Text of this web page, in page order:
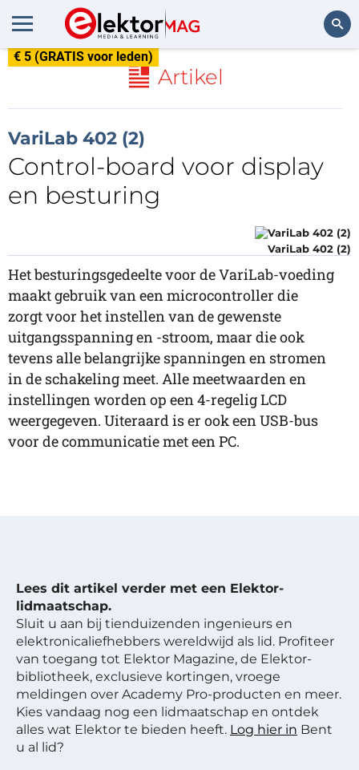
€ 5 (GRATIS voor leden)
Artikel
VariLab 402 (2)
Control-board voor display
en besturing
VariLab 402 (2)
Het besturingsgedeelte voor de VariLab-voeding
maakt gebruik van een microcontroller die
zorgt voor het instellen van de gewenste
uitgangsspanning en -stroom, maar die ook
tevens alle belangrijke spanningen en stromen
in de schakeling meet. Alle meetwaarden en
instellingen worden op een 4-regelig LCD
weergegeven. Uiteraard is er ook een USB-bus
voor de communicatie met een PC.
Lees dit artikel verder met een Elektor-
lidmaatschap.
Sluit u aan bij tienduizenden ingenieurs en
elektronicaliefhebbers wereldwijd als lid. Profiteer
van toegang tot Elektor Magazine, de Elektor-
bibliotheek, exclusieve kortingen, vroege
meldingen over Academy Pro-producten en meer.
Kies vandaag nog een lidmaatschap en ontdek
alles wat Elektor te bieden heeft. Log hier in Bent
u al lid?